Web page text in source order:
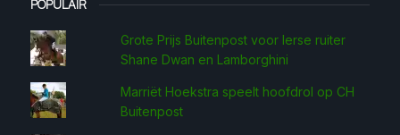
POPULAIR
Grote Prijs Buitenpost voor Ierse ruiter
Shane Dwan en Lamborghini
Marriët Hoekstra speelt hoofdrol op CH
Buitenpost